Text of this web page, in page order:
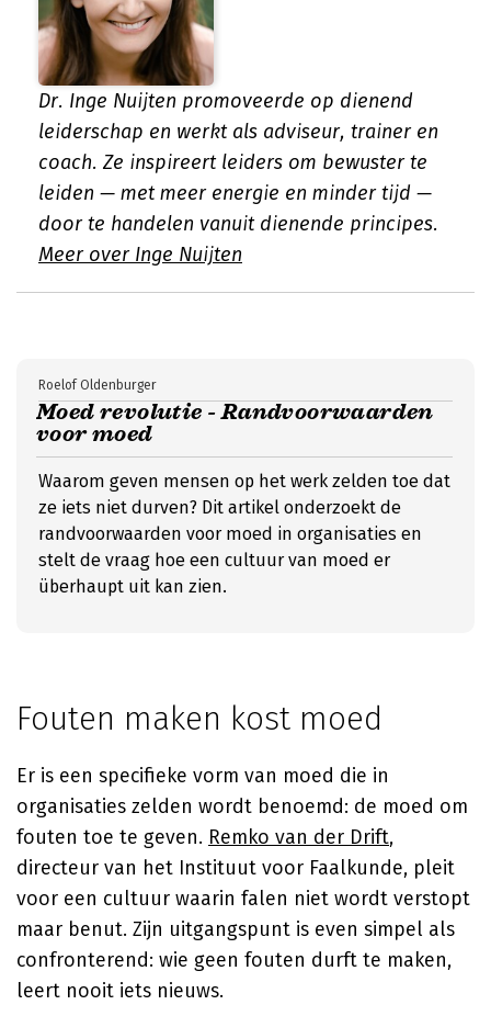
Dr. Inge Nuijten promoveerde op dienend
leiderschap en werkt als adviseur, trainer en
coach. Ze inspireert leiders om bewuster te
leiden — met meer energie en minder tijd —
door te handelen vanuit dienende principes.
Meer over Inge Nuijten
Moed revolutie - Randvoorwaarden
voor moed
Roelof Oldenburger
Waarom geven mensen op het werk zelden toe dat
ze iets niet durven? Dit artikel onderzoekt de
randvoorwaarden voor moed in organisaties en
stelt de vraag hoe een cultuur van moed er
überhaupt uit kan zien.
Fouten maken kost moed
Er is een specifieke vorm van moed die in
organisaties zelden wordt benoemd: de moed om
fouten toe te geven. Remko van der Drift,
directeur van het Instituut voor Faalkunde, pleit
voor een cultuur waarin falen niet wordt verstopt
maar benut. Zijn uitgangspunt is even simpel als
confronterend: wie geen fouten durft te maken,
leert nooit iets nieuws.